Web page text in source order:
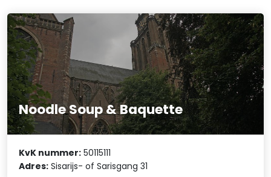
Noodle Soup & Baquette
KvK nummer: 50115111
Adres: Sisarijs- of Sarisgang 31